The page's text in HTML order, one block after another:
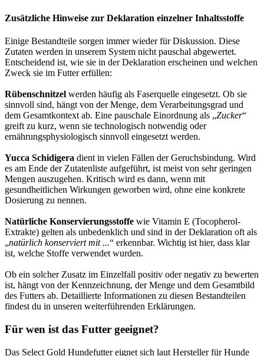
Zusätzliche Hinweise zur Deklaration einzelner Inhaltsstoffe
Einige Bestandteile sorgen immer wieder für Diskussion. Diese
Zutaten werden in unserem System nicht pauschal abgewertet.
Entscheidend ist, wie sie in der Deklaration erscheinen und welchen
Zweck sie im Futter erfüllen:
Rübenschnitzel werden häufig als Faserquelle eingesetzt. Ob sie
sinnvoll sind, hängt von der Menge, dem Verarbeitungsgrad und
dem Gesamtkontext ab. Eine pauschale Einordnung als „Zucker“
greift zu kurz, wenn sie technologisch notwendig oder
ernährungsphysiologisch sinnvoll eingesetzt werden.
Yucca Schidigera dient in vielen Fällen der Geruchsbindung. Wird
es am Ende der Zutatenliste aufgeführt, ist meist von sehr geringen
Mengen auszugehen. Kritisch wird es dann, wenn mit
gesundheitlichen Wirkungen geworben wird, ohne eine konkrete
Dosierung zu nennen.
Natürliche Konservierungsstoffe wie Vitamin E (Tocopherol-
Extrakte) gelten als unbedenklich und sind in der Deklaration oft als
„natürlich konserviert mit ...“ erkennbar. Wichtig ist hier, dass klar
ist, welche Stoffe verwendet wurden.
Ob ein solcher Zusatz im Einzelfall positiv oder negativ zu bewerten
ist, hängt von der Kennzeichnung, der Menge und dem Gesamtbild
des Futters ab. Detaillierte Informationen zu diesen Bestandteilen
findest du in unseren weiterführenden Erklärungen.
Für wen ist das Futter geeignet?
Das Select Gold Hundefutter eignet sich laut Hersteller für Hunde